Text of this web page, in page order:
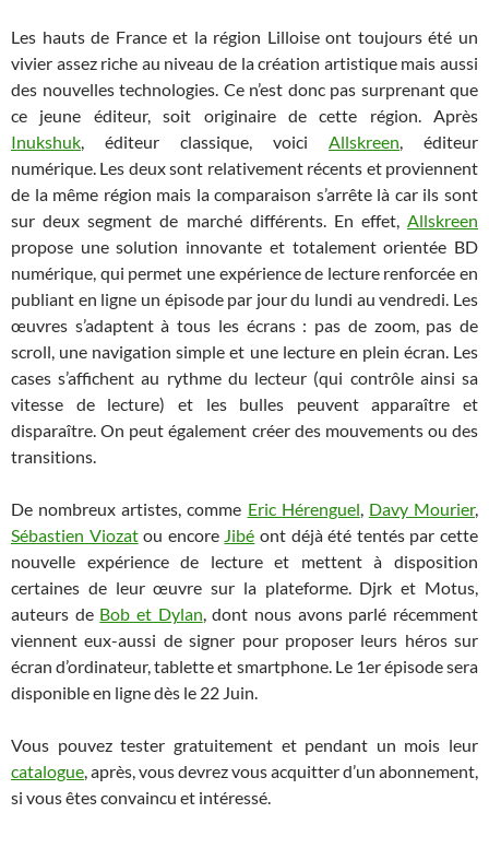
Les hauts de France et la région Lilloise ont toujours été un
vivier assez riche au niveau de la création artistique mais aussi
des nouvelles technologies. Ce n’est donc pas surprenant que
ce jeune éditeur, soit originaire de cette région. Après
Inukshuk, éditeur classique, voici Allskreen, éditeur
numérique. Les deux sont relativement récents et proviennent
de la même région mais la comparaison s’arrête là car ils sont
sur deux segment de marché différents. En effet, Allskreen
propose une solution innovante et totalement orientée BD
numérique, qui permet une expérience de lecture renforcée en
publiant en ligne un épisode par jour du lundi au vendredi. Les
œuvres s’adaptent à tous les écrans : pas de zoom, pas de
scroll, une navigation simple et une lecture en plein écran. Les
cases s’affichent au rythme du lecteur (qui contrôle ainsi sa
vitesse de lecture) et les bulles peuvent apparaître et
disparaître. On peut également créer des mouvements ou des
transitions.
De nombreux artistes, comme Eric Hérenguel, Davy Mourier,
Sébastien Viozatou encore Jibé ont déjà été tentés par cette
nouvelle expérience de lecture et mettent à disposition
certaines de leur œuvre sur la plateforme. Djrk et Motus,
auteurs de Bob et Dylan, dont nous avons parlé récemment
viennent eux-aussi de signer pour proposer leurs héros sur
écran d’ordinateur, tablette et smartphone. Le 1er épisode sera
disponible en ligne dès le 22 Juin.
Vous pouvez tester gratuitement et pendant un mois leur
catalogue, après, vous devrez vous acquitter d’un abonnement,
si vous êtes convaincu et intéressé.